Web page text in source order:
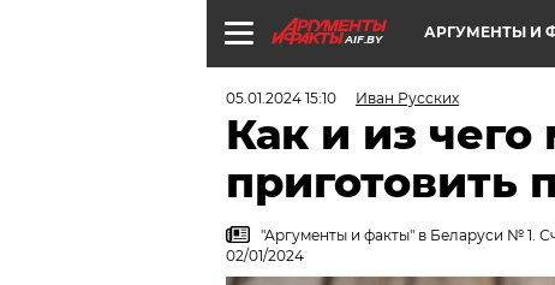
AIF.BY АРГУМЕНТЫ И
05.01.2024 15:10 Иван Русских
Как и из
приготовить
"Аргументы и факты" в Беларуси № 1.
02/01/2024